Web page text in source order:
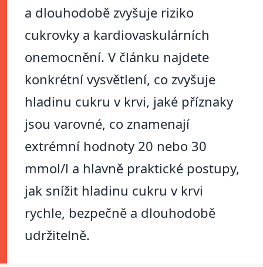
a dlouhodobě zvyšuje riziko
cukrovky a kardiovaskulárních
onemocnění. V článku najdete
konkrétní vysvětlení, co zvyšuje
hladinu cukru v krvi, jaké příznaky
jsou varovné, co znamenají
extrémní hodnoty 20 nebo 30
mmol/l a hlavně praktické postupy,
jak snížit hladinu cukru v krvi
rychle, bezpečně a dlouhodobě
udržitelně.